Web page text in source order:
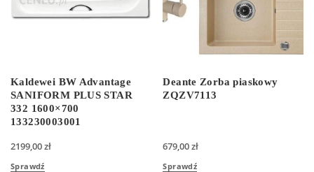
Kaldewei BW Advantage
SANIFORM PLUS STAR
332 1600×700
133230003001
2199,00zł
Sprawdź
Deante Zorba piaskowy
ZQZV7113
679,00zł
Sprawdź